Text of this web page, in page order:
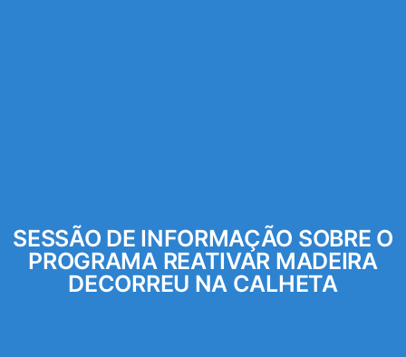
SESSÃO DE INFORMAÇÃO SOBRE O
PROGRAMA REATIVAR MADEIRA
DECORREU NA CALHETA